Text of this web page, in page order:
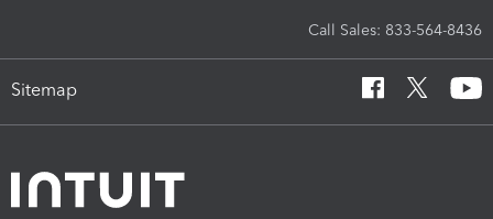
Call Sales: 833-564-8436
Sitemap